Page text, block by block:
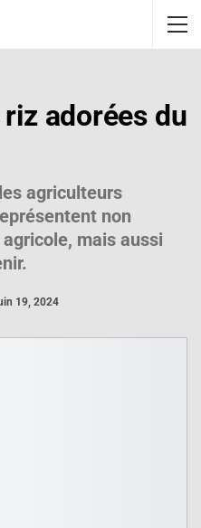
adorées du
agriculteurs
non
mais aussi
19, 2024